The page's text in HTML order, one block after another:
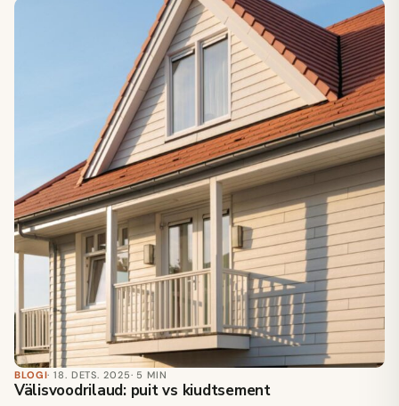
BLOGI· 18. DETS. 2025· 5 MIN
Välisvoodrilaud: puit vs kiudtsement